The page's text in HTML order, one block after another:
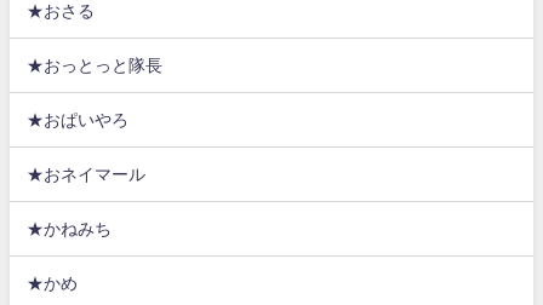
★おさる
★おっとっと隊長
★おぱいやろ
★おネイマール
★かねみち
★かめ